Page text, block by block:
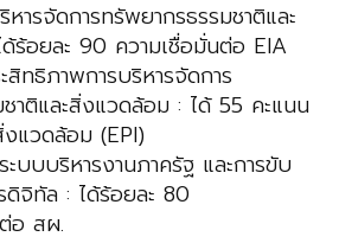
หารจัดการทรัพยากรธรรมชาติและ
ร้อยละ 90 ความเชื่อมั่นต่อ EIA
สิทธิภาพการบริหารจัดการ
าติและสิ่งแวดล้อม : ได้ 55 คะแนน
แวดล้อม (EPI)
บบบริหารงานภาครัฐ และการขับ
จิทัล : ได้ร้อยละ 80
อ สผ.